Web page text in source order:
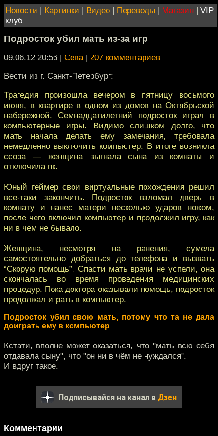
Новости | Картинки | Видео | Переводы | Магазин | VIP
клуб
Подросток убил мать из-за игр
09.06.12 20:56 | Сева| 207 комментариев
Вести из г. Санкт-Петербург:
Трагедия произошла вечером в пятницу восьмого
июня, в квартире в одном из домов на Октябрьской
набережной. Семнадцатилетний подросток играл в
компьютерные игры. Видимо слишком долго, что
мать начала делать ему замечания, требовала
немедленно выключить компьютер. В итоге возникла
ссора — женщина выгнала сына из комнаты и
отключила пк.
Юный геймер свои виртуальные похождения решил
все-таки закончить. Подросток взломал дверь в
комнату и нанес матери несколько ударов ножом,
после чего включил компьютер и продолжил игру, как
ни в чем не бывало.
Женщина, несмотря на ранения, сумела
самостоятельно добраться до телефона и вызвать
“Скорую помощь”. Спасти мать врачи не успели, она
скончалась во время проведения медицинских
процедур. Пока доктора оказывали помощь, подросток
продолжал играть в компьютер.
Подросток убил свою мать, потому что та не дала
доиграть ему в компьютер
Кстати, вполне может оказаться, что "мать всю себя
отдавала сыну", что "он ни в чём не нуждался".
И вдруг такое.
Подписывайся на канал в Дзен
Комментарии